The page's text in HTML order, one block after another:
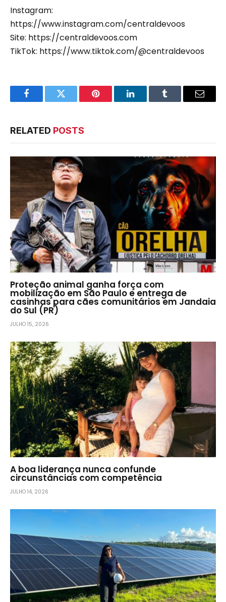
Instagram:
https://www.instagram.com/centraldevoos
Site: https://centraldevoos.com
TikTok: https://www.tiktok.com/@centraldevoos
FacebookTwitter Pinterest LinkedInTumblr Email
RELATED POSTS
Proteção animal ganha força com
mobilização em São Paulo e entrega de
casinhas para cães comunitários em Jandaia
do Sul (PR)
JULHO 15, 2026
A boa liderança nunca confunde
circunstâncias com competência
JULHO 14, 2026